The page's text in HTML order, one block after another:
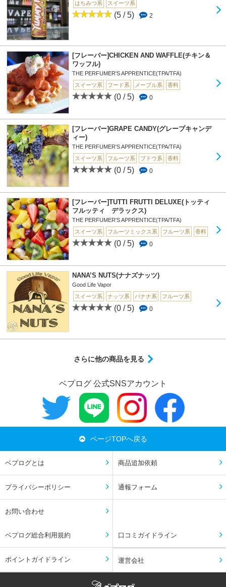
はちみつ系
スイーツ系
(5 / 5) 2
[フレーバー]CHICKEN AND WAFFLE(チキン＆
ワッフル)
THE PERFUMER'S APPRENTICE(TPA/TFA)
スイーツ系
フード系 メープル系 香料
(0 / 5) 0
[フレーバー]GRAPE CANDY(グレープキャンデ
ィー)
THE PERFUMER'S APPRENTICE(TPA/TFA)
スイーツ系
フルーツ系 ブドウ系 香料
(0 / 5) 0
[フレーバー]TUTTI FRUTTI DELUXE(トッティ
フルッティ デラックス)
THE PERFUMER'S APPRENTICE(TPA/TFA)
スイーツ系
フルーツミックス系 フルーツ系 香料
(0 / 5) 0
NANA’S NUTS(ナナズナッツ)
Good Life Vapor
スイーツ系
ナッツ系 バナナ系 フルーツ系
(0 / 5) 0
さらに他の商品を見る
ベプログ 公式SNSアカウント
ページTOPへ戻る
ベプログとは 商品追加依頼
プライバシーポリシー 通報フォーム
お問い合わせ
ベプログ総合利用規約 口コミガイドライン
ポイントガイドライン 運営会社